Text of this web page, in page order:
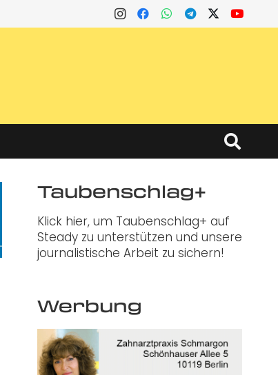
Taubenschlag+
Klick hier, um Taubenschlag+ auf
Steady zu unterstützen und unsere
journalistische Arbeit zu sichern!
Werbung